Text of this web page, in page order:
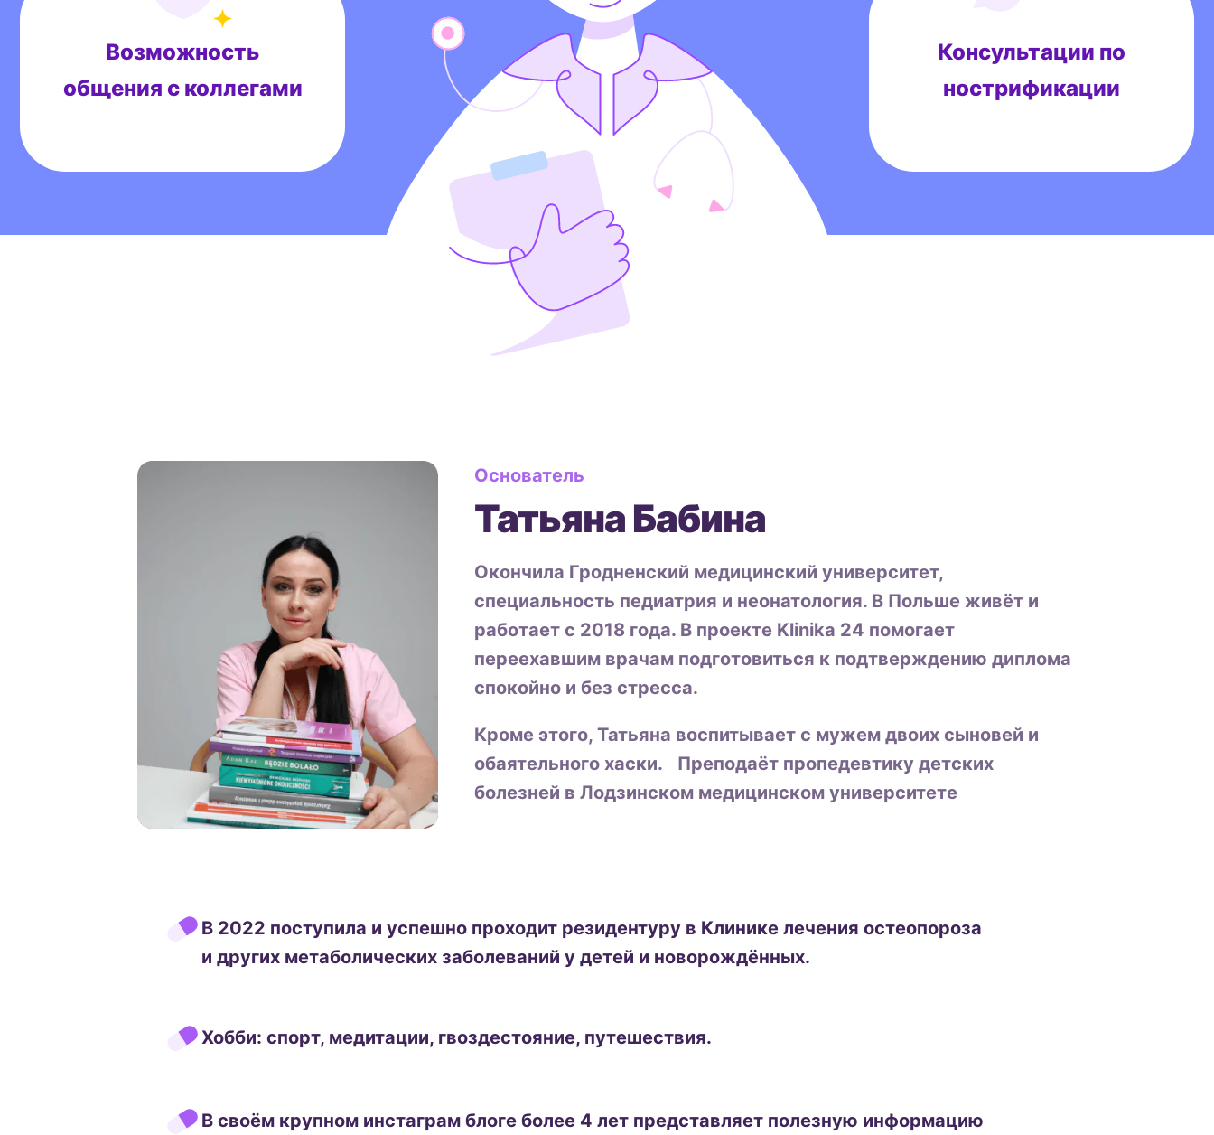
Возможность
общения с коллегами
Консультации по
нострификации
Основатель
Татьяна Бабина
Окончила Гродненский медицинский университет,
специальность педиатрия и неонатология. В Польше живёт и
работает с 2018 года. В проекте Klinika 24 помогает
переехавшим врачам подготовиться к подтверждению диплома
спокойно и без стресса.
Кроме этого, Татьяна воспитывает с мужем двоих сыновей и
обаятельного хаски. Преподаёт пропедевтику детских
болезней в Лодзинском медицинском университете
В 2022 поступила и успешно проходит резидентуру в Клинике лечения остеопороза
и других метаболических заболеваний у детей и новорождённых.
Хобби: спорт, медитации, гвоздестояние, путешествия.
В своём крупном инстаграм блоге более 4 лет представляет полезную информацию